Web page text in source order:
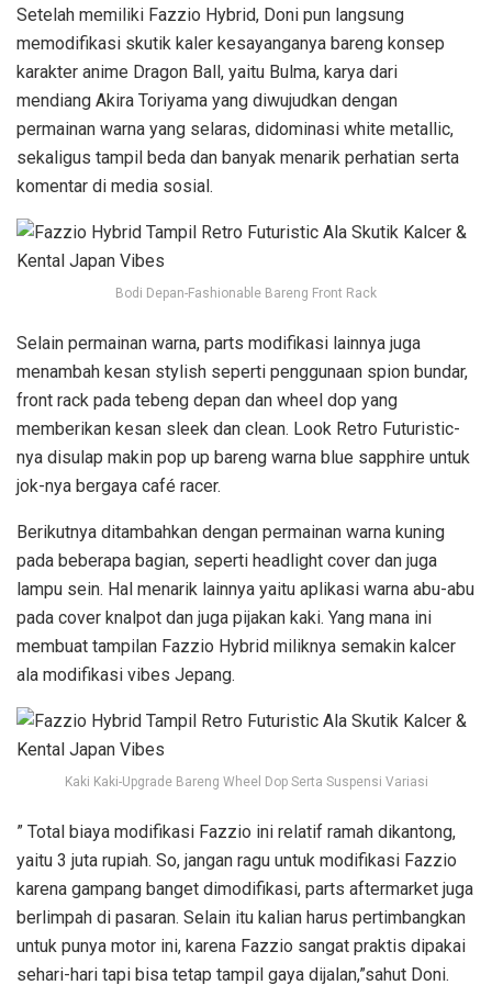
Setelah memiliki Fazzio Hybrid, Doni pun langsung
memodifikasi skutik kaler kesayanganya bareng konsep
karakter anime Dragon Ball, yaitu Bulma, karya dari
mendiang Akira Toriyama yang diwujudkan dengan
permainan warna yang selaras, didominasi white metallic,
sekaligus tampil beda dan banyak menarik perhatian serta
komentar di media sosial.
Bodi Depan-Fashionable Bareng Front Rack
Selain permainan warna, parts modifikasi lainnya juga
menambah kesan stylish seperti penggunaan spion bundar,
front rack pada tebeng depan dan wheel dop yang
memberikan kesan sleek dan clean. Look Retro Futuristic-
nya disulap makin pop up bareng warna blue sapphire untuk
jok-nya bergaya café racer.
Berikutnya ditambahkan dengan permainan warna kuning
pada beberapa bagian, seperti headlight cover dan juga
lampu sein. Hal menarik lainnya yaitu aplikasi warna abu-abu
pada cover knalpot dan juga pijakan kaki. Yang mana ini
membuat tampilan Fazzio Hybrid miliknya semakin kalcer
ala modifikasi vibes Jepang.
Kaki Kaki-Upgrade Bareng Wheel Dop Serta Suspensi Variasi
” Total biaya modifikasi Fazzio ini relatif ramah dikantong,
yaitu 3 juta rupiah. So, jangan ragu untuk modifikasi Fazzio
karena gampang banget dimodifikasi, parts aftermarket juga
berlimpah di pasaran. Selain itu kalian harus pertimbangkan
untuk punya motor ini, karena Fazzio sangat praktis dipakai
sehari-hari tapi bisa tetap tampil gaya dijalan,”sahut Doni.